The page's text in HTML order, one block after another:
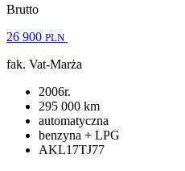
Brutto
26 900 PLN
fak. Vat-Marża
2006r.
295 000 km
automatyczna
benzyna + LPG
AKL17TJ77